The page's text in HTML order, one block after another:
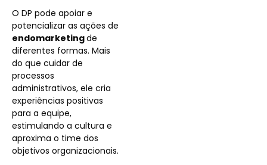
O DP pode apoiar e
potencializar as ações de
endomarketingde
diferentes formas. Mais
do que cuidar de
processos
administrativos, ele cria
experiências positivas
para a equipe,
estimulando a cultura e
aproxima o time dos
objetivos organizacionais.